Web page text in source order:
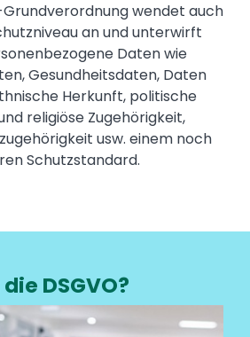
wendet auch
an und unterwirft
Daten wie
Gesundheitsdaten, Daten
Herkunft, politische
religiöse Zugehörigkeit,
usw. einem noch
Schutzstandard.
DSGVO?